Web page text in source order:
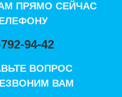
ПРЯМО СЕЙЧАС
94-42
ВОПРОС
ВАМ